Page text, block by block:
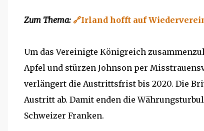
Zum Thema: 🔗Irland hofft auf
Um das Vereinigte Königreich
Apfel und stürzen Johnson per
verlängert die Austrittsfrist bis 2020. Die
Austritt ab. Damit enden die
Schweizer Franken.